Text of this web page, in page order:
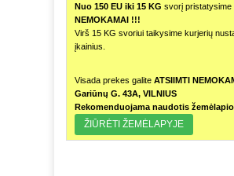
Nuo 150 EU iki 15 KG svorį pristatysime
NEMOKAMAI !!!
Virš 15 KG svoriui taikysime kurjerių
įkainius.
Visada prekes galite ATSIIMTI
Gariūnų G. 43A, VILNIUS
Rekomenduojama naudotis
ŽIŪRĖTI ŽEMĖLAPYJE